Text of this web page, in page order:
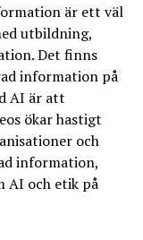
är ett väl
utbildning,
Det finns
information på
AI är att
ökar hastigt
och
information,
AI och etik på